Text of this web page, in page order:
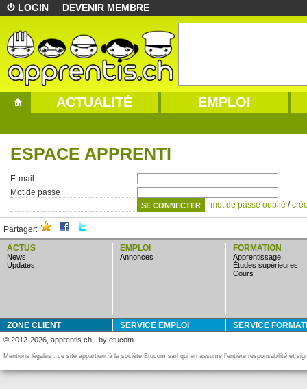
LOGIN DEVENIR MEMBRE
ACTUALITÉ EMPLOI
ESPACE APPRENTI
E-mail
Mot de passe
mot de passe oublié /
Partager:
ACTUS
news
updates
EMPLOI
annonces
FORMATION
apprentissage
études supérieures
cours
ZONE CLIENT SERVICE EMPLOI SERVICE
© 2012-2026, apprentis.ch - by etucom
Mentions légales : ce site appartient à la société Etucom sàrl qui en assume l’entière responsabilité et